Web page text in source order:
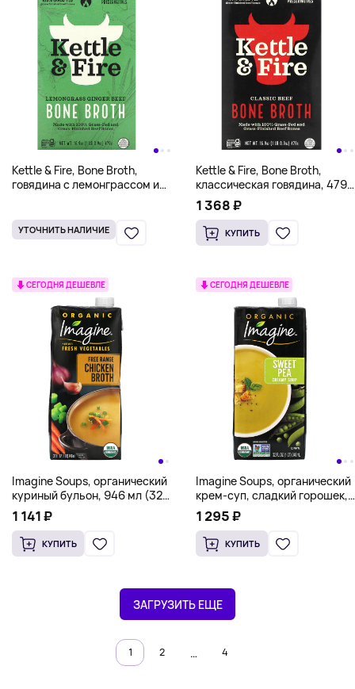
Kettle & Fire, Bone Broth,
говядина с лемонграссом и
УТОЧНИТЬ НАЛИЧИЕ
Kettle & Fire, Bone Broth,
классическая говядина, 479 г
(16,9 унции)
1 368 ₽
КУПИТЬ
СЕГОДНЯ ДЕШЕВЛЕ
Imagine Soups, органический
куриный бульон, 946 мл (32
жидк. унции)
1 141 ₽
КУПИТЬ
СЕГОДНЯ ДЕШЕВЛЕ
Imagine Soups, органический
крем-суп, сладкий горошек,
946 мл (32 жидк. унции)
1 295 ₽
КУПИТЬ
ЗАГРУЗИТЬ ЕЩЕ
1 2 … 4